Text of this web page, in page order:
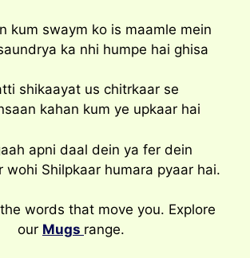
kum swaym ko is maamle mein
ka nhi humpe hai ghisa
shikaayat us chitrkaar se
kahan kum ye upkaar hai
apni daal dein ya fer dein
wohi Shilpkaar humara pyaar hai.
words that move you. Explore
our Mugs range.